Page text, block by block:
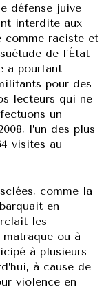
défense juive
interdite aux
comme raciste et
de l’État
a pourtant
pour des
lecteurs qui ne
un
l’un des plus
visites au
comme la
en
les
ou à
à plusieurs
à cause de
violence en